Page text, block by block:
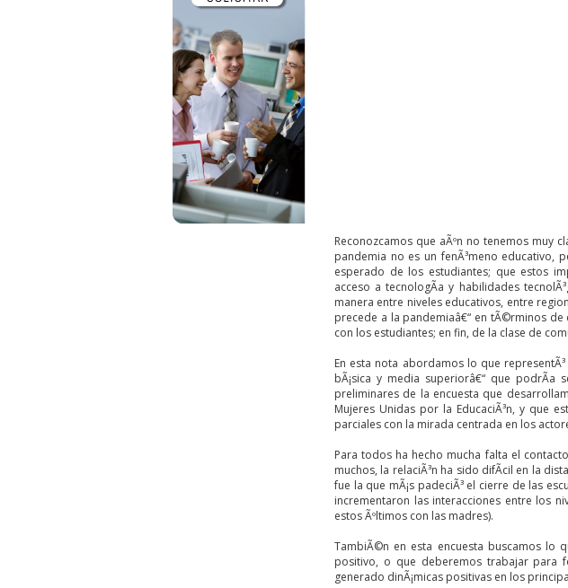
Reconozcamos que aÃºn no tenemos muy
pandemia no es un fenÃ³meno educativo,
esperado de los estudiantes; que estos
acceso a tecnologÃ­a y habilidades
manera entre niveles educativos, entre
precede a la pandemiaâ€“ en tÃ©rminos
con los estudiantes; en fin, de la clase de
En esta nota abordamos lo que
bÃ¡sica y media superiorâ€“ que
preliminares de la encuesta que
Mujeres Unidas por la EducaciÃ³n, y que
parciales con la mirada centrada en los
Para todos ha hecho mucha falta el
muchos, la relaciÃ³n ha sido difÃ­cil en la
fue la que mÃ¡s padeciÃ³ el cierre de las
incrementaron las interacciones entre los
estos Ãºltimos con las madres).
TambiÃ©n en esta encuesta buscamos
positivo, o que deberemos trabajar para
generado dinÃ¡micas positivas en los